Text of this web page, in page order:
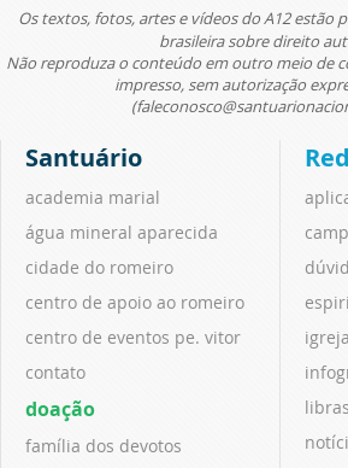
Os textos, fotos, artes e vídeos do A12 estão
brasileira sobre direito
Não reproduza o conteúdo em outro meio de
impresso, sem autorização
Santuário
academia marial
água mineral aparecida
cidade do romeiro
centro de apoio ao romeiro
centro de eventos pe. vitor
contato
doação
família dos devotos
igreja
libras